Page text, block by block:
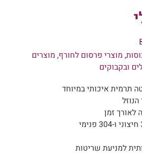
, מוצרי פרסום לחורף, מוצרים
ובקבוקים
תרמית איכותי במיוחד
לאורך זמן
למניעת שריטות